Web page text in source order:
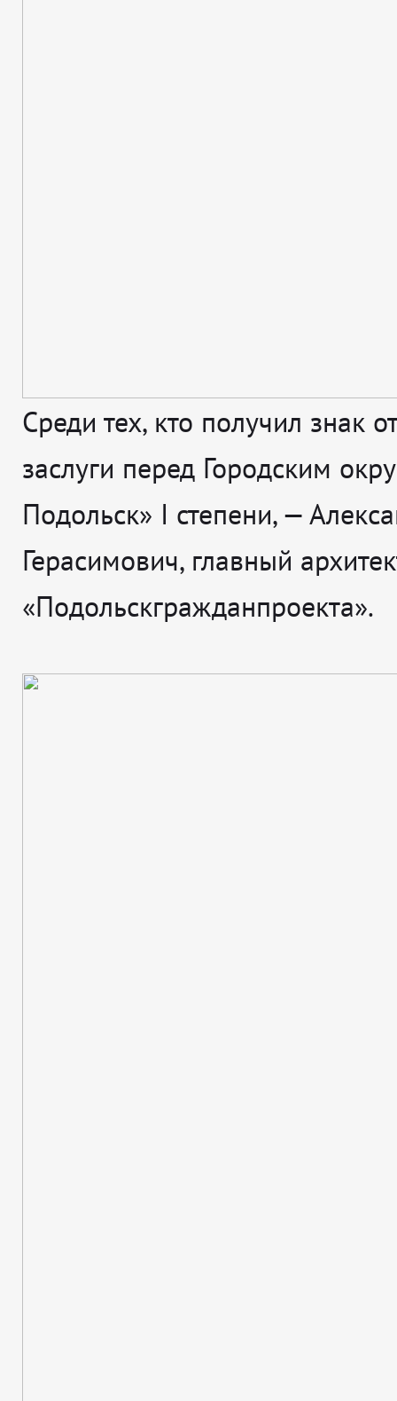
Среди тех, кто получил знак
заслуги перед Городским
Подольск» I степени, —
Герасимович, главный
«Подольскгражданпроекта».